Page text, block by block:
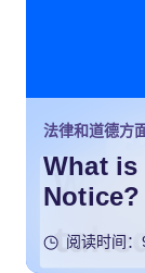
法律和道德方
What is
Notice?
阅读时间